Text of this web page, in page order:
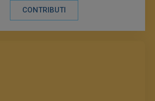
CONTRIBUTI